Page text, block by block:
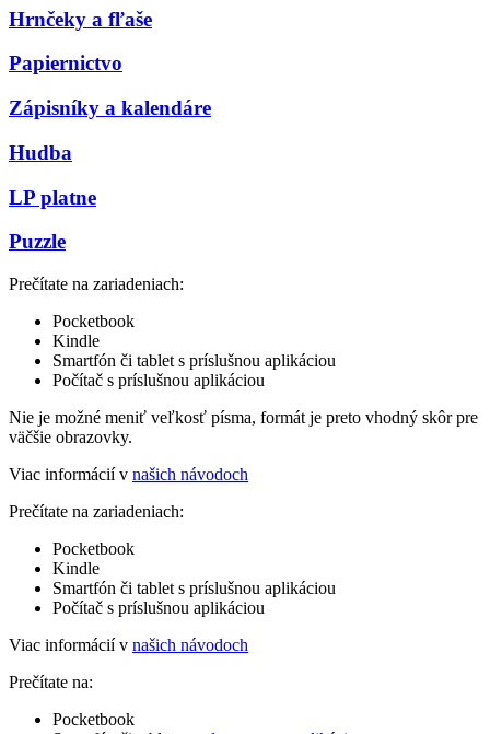
Hrnčeky a fľaše
Papiernictvo
Zápisníky a kalendáre
Hudba
LP platne
Puzzle
Prečítate na zariadeniach:
Pocketbook
Kindle
Smartfón či tablet s príslušnou aplikáciou
Počítač s príslušnou aplikáciou
Nie je možné meniť veľkosť písma, formát je preto vhodný skôr pre
väčšie obrazovky.
Viac informácií v našich návodoch
Prečítate na zariadeniach:
Pocketbook
Kindle
Smartfón či tablet s príslušnou aplikáciou
Počítač s príslušnou aplikáciou
Viac informácií v našich návodoch
Prečítate na:
Pocketbook